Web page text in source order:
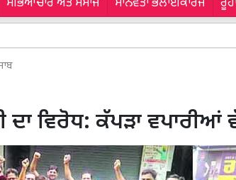
ਸੱਭਿਆਚਾਰ ਅਤੇ ਸਮਾਜ ਮਾਨਵਤਾ ਭਲਾਈਕਾਰਜ
ਦਾ ਵਿਰੋਧ: ਕੱਪੜਾ ਵਪਾਰੀਆਂ